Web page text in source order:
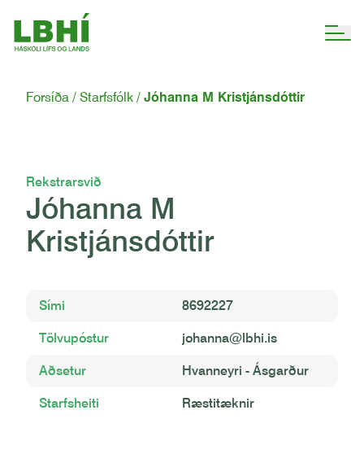
Forsíða Starfsfólk Jóhanna M Kristjánsdóttir
Rekstrarsvið
Jóhanna M
Kristjánsdóttir
Sími 8692227
Tölvupóstur johanna@lbhi.is
Aðsetur Hvanneyri - Ásgarður
Starfsheiti Ræstitæknir